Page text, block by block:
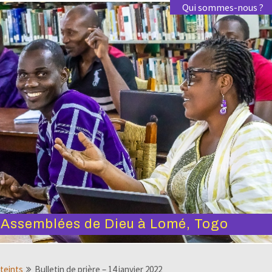
Qui sommes-nous ?
de Dieu à Lomé, Togo
Bulletin de prière – 14 janvier 2022